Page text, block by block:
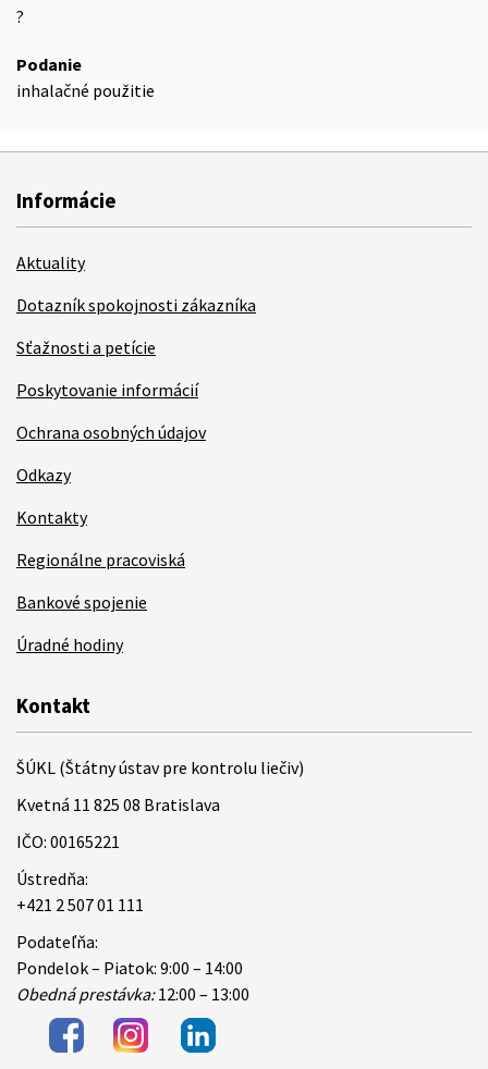
?
Podanie
inhalačné použitie
Informácie
Aktuality
Dotazník spokojnosti zákazníka
Sťažnosti a petície
Poskytovanie informácií
Ochrana osobných údajov
Odkazy
Kontakty
Regionálne pracoviská
Bankové spojenie
Úradné hodiny
Kontakt
ŠÚKL (Štátny ústav pre kontrolu liečiv)
Kvetná 11 825 08 Bratislava
IČO: 00165221
Ústredňa:
+421 2 507 01 111
Podateľňa:
Pondelok – Piatok: 9:00 – 14:00
Obedná prestávka:12:00 – 13:00